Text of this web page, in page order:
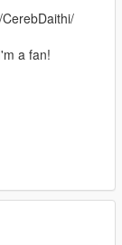
a fan!